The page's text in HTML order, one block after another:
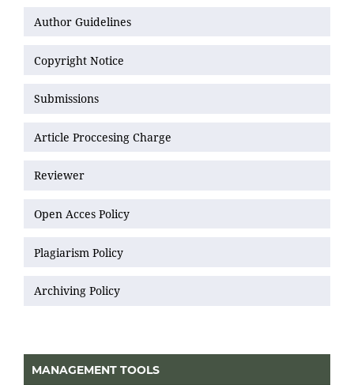
Author Guidelines
Copyright Notice
Submissions
Article Proccesing Charge
Reviewer
Open Acces Policy
Plagiarism Policy
Archiving Policy
MANAGEMENT TOOLS